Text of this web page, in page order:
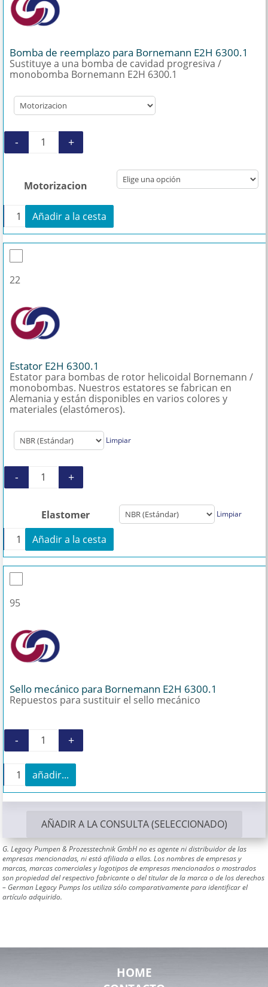
Bomba de reemplazo para Bornemann E2H 6300.1
Sustituye a una bomba de cavidad progresiva /
monobomba Bornemann E2H 6300.1
Bomba de reemplazo para Bornemann E2H
- +
Motorizacion
Bomba de reemplazo para Bornemann E2H 6300.1
+
Añadir a la cesta
22
Estator E2H 6300.1
Estator para bombas de rotor helicoidal Bornemann /
monobombas. Nuestros estatores se fabrican en
Alemania y están disponibles en varios colores y
materiales (elastómeros).
Limpiar
Estator E2H 6300.1 cantidad
- +
Elastomer Limpiar
Estator E2H 6300.1 cantidad
+
Añadir a la cesta
95
Sello mecánico para Bornemann E2H 6300.1
Repuestos para sustituir el sello mecánico
Sello mecánico para Bornemann E2H 6300.1
- +
Sello mecánico para Bornemann E2H 6300.1
+
añadir...
AÑADIR A LA CONSULTA (SELECCIONADO)
G. Legacy Pumpen & Prozesstechnik GmbH no es agente ni distribuidor de las
empresas mencionadas, ni está afiliada a ellas. Los nombres de empresas y
marcas, marcas comerciales y logotipos de empresas mencionados o mostrados
son propiedad del respectivo fabricante o del titular de la marca o de los derechos
– German Legacy Pumps los utiliza sólo comparativamente para identificar el
artículo adquirido.
HOME